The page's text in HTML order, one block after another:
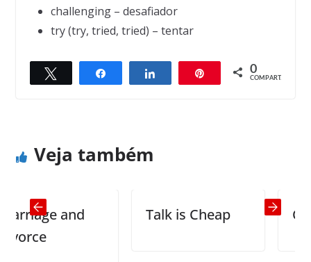
challenging – desafiador
try (try, tried, tried) – tentar
Compartilhar Compartilhar 0
COMPART.
← Previous
Next →
Veja também
and
Talk is Cheap